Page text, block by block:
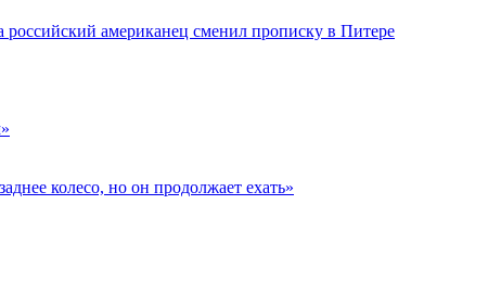
американец сменил прописку в Питере
колесо, но он продолжает ехать»